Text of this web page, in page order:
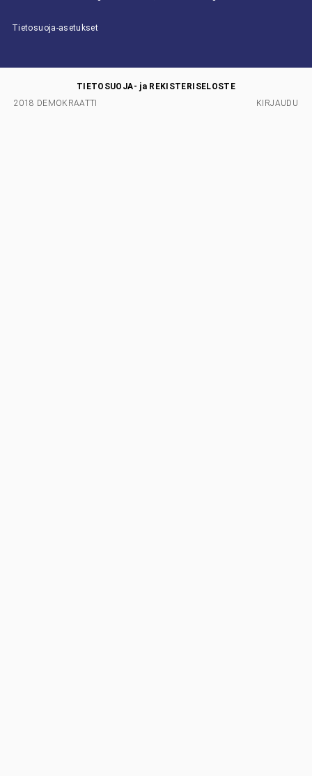
Tietosuoja-asetukset
2018 DEMOKRAATTI
TIETOSUOJA- ja REKISTERISELOSTE
KIRJAUDU